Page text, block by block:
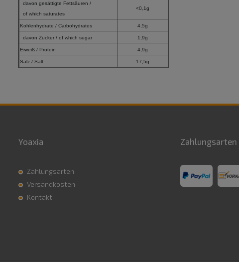
davon gesättigte Fettsäuren /
of which saturates
<0,1g
Kohlenhydrate / Carbohydrates 4,5g
davon Zucker / of which sugar 1,9g
Eiweiß / Protein 4,9g
Salz / Salt 17,5g
Yoaxia
Zahlungsarten
Versandkosten
Kontakt
Zahlungsarten